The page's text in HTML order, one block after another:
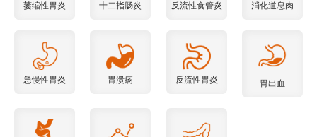
萎缩性胃炎 十二指肠炎 反流性食管炎 消化道息肉
急慢性胃炎 胃溃疡 反流性胃炎 胃出血